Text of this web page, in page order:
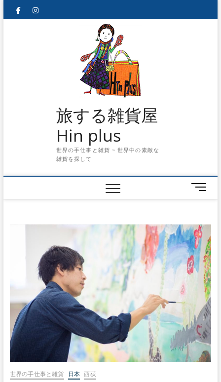
facebookinstagram
旅する雑貨屋
Hin plus
世界の手仕事と雑貨 ~ 世界中の素敵な
雑貨を探して
メ
ニ
ボ
タ
ン
世界の手仕事と雑貨 日本 西荻